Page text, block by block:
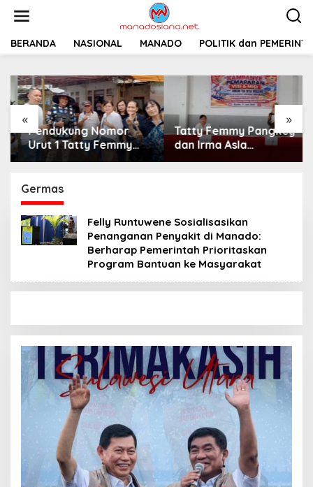
t
BERANDA NASIONAL MANADO POLITIK dan
« »
Pendukung Nomor
Urut 1 Tatty Femmy
Pangkey Berikan
Pemaparan Visi dan
Misi di Desa Waleure
Tatty Femmy Pangkey
dan Irma Asla
Paparkan Visi Misi
Germas
Felly Runtuwene Sosialisasikan
Penanganan Penyakit di Manado:
Berharap Pemerintah Prioritaskan
Program Bantuan ke Masyarakat